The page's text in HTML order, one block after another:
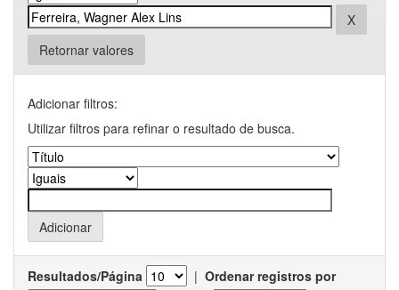
Retornar valores
Adicionar filtros:
Utilizar filtros para refinar o resultado de busca.
Resultados/Página | Ordenar registros por